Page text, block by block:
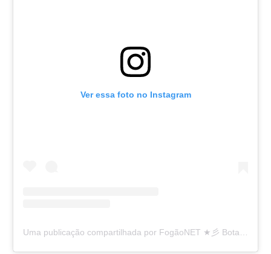
Ver essa foto no Instagram
Uma publicação compartilhada por FogãoNET ★彡 Botafogo 👨🏽‍💻🔥 (@fogaonet)